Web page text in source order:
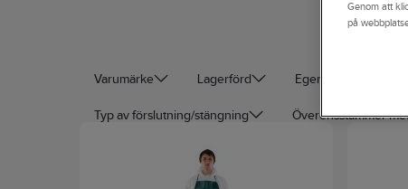
Varumärke Lagerförd Egenskap
Typ av förslutning/stängning Överensstämmer
Genom att
på